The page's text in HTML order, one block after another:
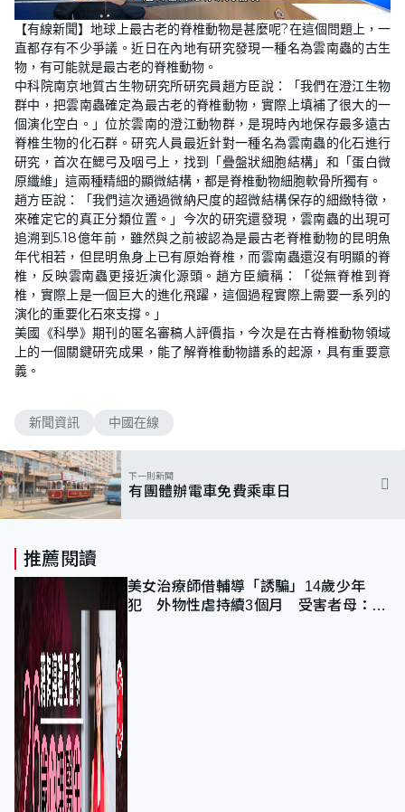
n
m
u
t
e
L
o
a
d
e
d
:
4
7
.
3
%
【有線新聞】地球上最古老的脊椎動物是甚麼呢?在這個問題上，一
直都存有不少爭議。近日在內地有研究發現一種名為雲南蟲的古生
物，有可能就是最古老的脊椎動物。
中科院南京地質古生物研究所研究員趙方臣說：「我們在澄江生物
群中，把雲南蟲確定為最古老的脊椎動物，實際上填補了很大的一
個演化空白。」位於雲南的澄江動物群，是現時內地保存最多遠古
脊椎生物的化石群。研究人員最近針對一種名為雲南蟲的化石進行
研究，首次在鰓弓及咽弓上，找到「疊盤狀細胞結構」和「蛋白微
原纖維」這兩種精細的顯微結構，都是脊椎動物細胞軟骨所獨有。
趙方臣說：「我們這次通過微納尺度的超微結構保存的細緻特徵，
來確定它的真正分類位置。」今次的研究還發現，雲南蟲的出現可
追溯到5.18億年前，雖然與之前被認為是最古老脊椎動物的昆明魚
年代相若，但昆明魚身上已有原始脊椎，而雲南蟲還沒有明顯的脊
椎，反映雲南蟲更接近演化源頭。趙方臣續稱：「從無脊椎到脊
椎，實際上是一個巨大的進化飛躍，這個過程實際上需要一系列的
演化的重要化石來支撐。」
美國《科學》期刊的匿名審稿人評價指，今次是在古脊椎動物領域
上的一個關鍵研究成果，能了解脊椎動物譜系的起源，具有重要意
義。
新聞資訊 中國在線
下一則新聞
有團體辦電車免費乘車日
推薦閱讀
美女治療師借輔導「誘騙」14歲少年
犯 外物性虐持續3個月 受害者母：要